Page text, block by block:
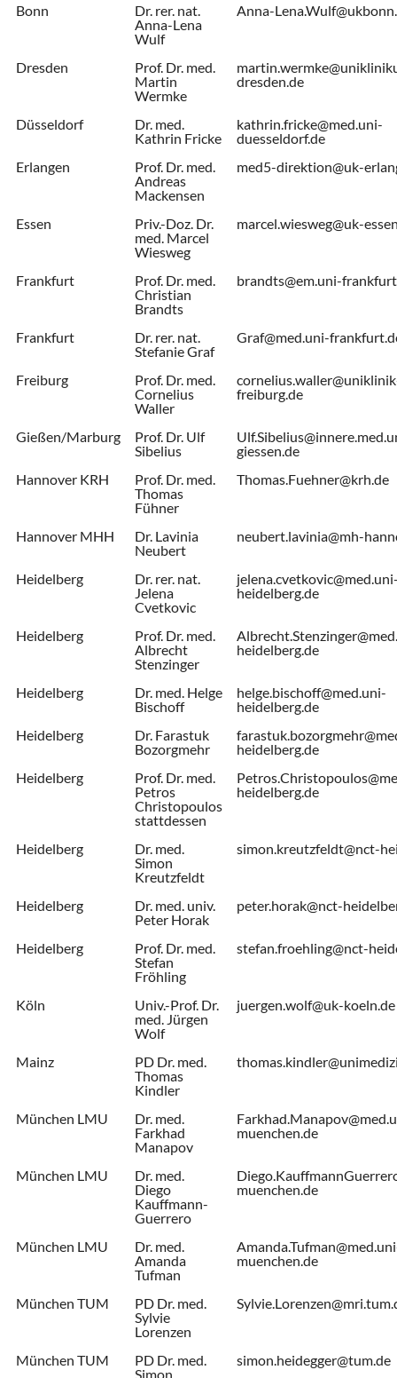
Bonn
Dr. rer. nat.
Anna-Lena
Wulf
Anna-
Dresden
Prof. Dr. med.
Martin
Wermke
dresden.de
Düsseldorf
Dr. med.
Kathrin Fricke
kathrin.fricke@med.uni-
duesseldorf.de
Erlangen
Prof. Dr. med.
Andreas
Mackensen
med5-direktion@uk-
Essen
Priv.-Doz. Dr.
med. Marcel
Wiesweg
marcel.wiesweg@uk-
Frankfurt
Prof. Dr. med.
Christian
Brandts
brandts@em.uni-
Frankfurt
Dr. rer. nat.
Stefanie Graf
Graf@med.uni-
Freiburg
Prof. Dr. med.
Cornelius
Waller
freiburg.de
Gießen/Marburg
Prof. Dr. Ulf
Sibelius
giessen.de
Hannover KRH
Prof. Dr. med.
Thomas
Fühner
Thomas.Fuehner@krh.de
Hannover MHH
Dr. Lavinia
Neubert
neubert.lavinia@mh-
Heidelberg
Dr. rer. nat.
Jelena
Cvetkovic
heidelberg.de
Heidelberg
Prof. Dr. med.
Albrecht
Stenzinger
heidelberg.de
Heidelberg
Dr. med. Helge
Bischoff
helge.bischoff@med.uni-
heidelberg.de
Heidelberg
Dr. Farastuk
Bozorgmehr
heidelberg.de
Heidelberg
Prof. Dr. med.
Petros
Christopoulos
stattdessen
heidelberg.de
Heidelberg
Dr. med.
Simon
Kreutzfeldt
simon.kreutzfeldt@nct-
Heidelberg
Dr. med. univ.
Peter Horak
peter.horak@nct-
Heidelberg
Prof. Dr. med.
Stefan
Fröhling
stefan.froehling@nct-
Köln
Univ.-Prof. Dr.
med. Jürgen
Wolf
juergen.wolf@uk-koeln.de
Mainz
PD Dr. med.
Thomas
Kindler
München LMU
Dr. med.
Farkhad
Manapov
muenchen.de
München LMU
Dr. med.
Diego
Kauffmann-
Guerrero
muenchen.de
München LMU
Dr. med.
Amanda
Tufman
muenchen.de
München TUM
PD Dr. med.
Sylvie
Lorenzen
München TUM
PD Dr. med.
Simon
simon.heidegger@tum.de